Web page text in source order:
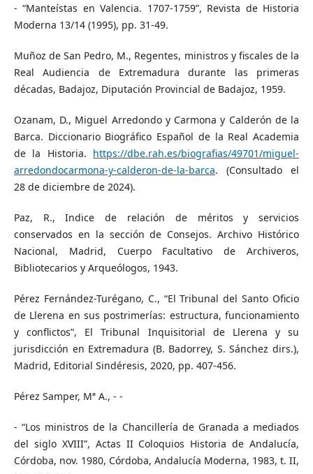
- “Manteístas en Valencia. 1707-1759”, Revista de Historia
Moderna 13/14 (1995), pp. 31-49.
Muñoz de San Pedro, M., Regentes, ministros y fiscales de la
Real Audiencia de Extremadura durante las primeras
décadas, Badajoz, Diputación Provincial de Badajoz, 1959.
Ozanam, D., Miguel Arredondo y Carmona y Calderón de la
Barca. Diccionario Biográfico Español de la Real Academia
de la Historia. https://dbe.rah.es/biografias/49701/miguel-
arredondocarmona-y-calderon-de-la-barca. (Consultado el
28 de diciembre de 2024).
Paz, R., Indice de relación de méritos y servicios
conservados en la sección de Consejos. Archivo Histórico
Nacional, Madrid, Cuerpo Facultativo de Archiveros,
Bibliotecarios y Arqueólogos, 1943.
Pérez Fernández-Turégano, C., “El Tribunal del Santo Oficio
de Llerena en sus postrimerías: estructura, funcionamiento
y conflictos”, El Tribunal Inquisitorial de Llerena y su
jurisdicción en Extremadura (B. Badorrey, S. Sánchez dirs.),
Madrid, Editorial Sindéresis, 2020, pp. 407-456.
Pérez Samper, Mª A., - -
- “Los ministros de la Chancillería de Granada a mediados
del siglo XVIII”, Actas II Coloquios Historia de Andalucía,
Córdoba, nov. 1980, Córdoba, Andalucía Moderna, 1983, t. II,